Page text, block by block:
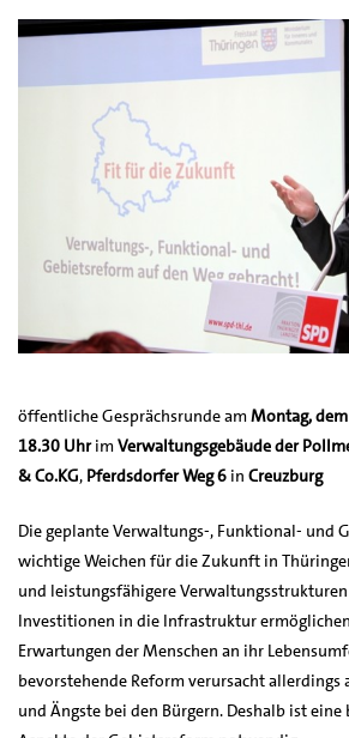
öffentliche Gesprächsrunde amMontag,
18.30 UhrimVerwaltungsgebäude der
& Co.KG, Pferdsdorfer Weg 6 in Creuzburg
Die geplante Verwaltungs-, Funktional- und
wichtige Weichen für die Zukunft in
und leistungsfähigere
Investitionen in die Infrastruktur
Erwartungen der Menschen an ihr
bevorstehende Reform verursacht allerdings
und Ängste bei den Bürgern. Deshalb ist